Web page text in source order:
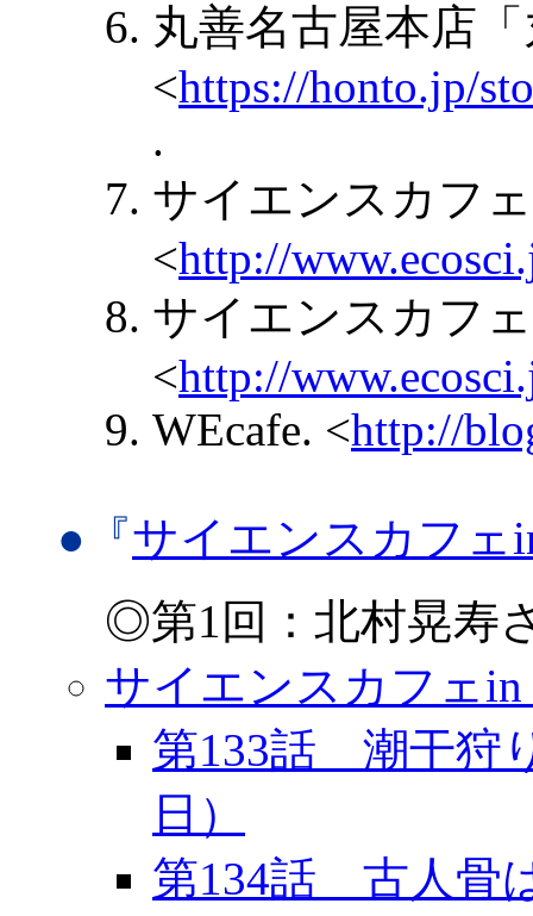
丸善名古屋本店
<https://honto.jp/
.
サイエンスカフ
<http://
サイエンスカフ
<http://
WEcafe. <http://
●『サイエンスカフェ
◎第1回：北村晃寿
サイエンスカフェin
第133話 潮干狩
日）
第134話 古人骨